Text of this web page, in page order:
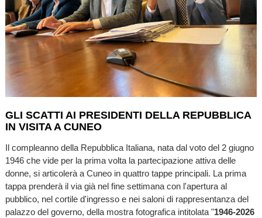
GLI SCATTI AI PRESIDENTI DELLA REPUBBLICA
IN VISITA A CUNEO
Il compleanno della Repubblica Italiana, nata dal voto del 2 giugno
1946 che vide per la prima volta la partecipazione attiva delle
donne, si articolerà a Cuneo in quattro tappe principali. La prima
tappa prenderà il via già nel fine settimana con l'apertura al
pubblico, nel cortile d'ingresso e nei saloni di rappresentanza del
palazzo del governo, della mostra fotografica intitolata "1946-2026